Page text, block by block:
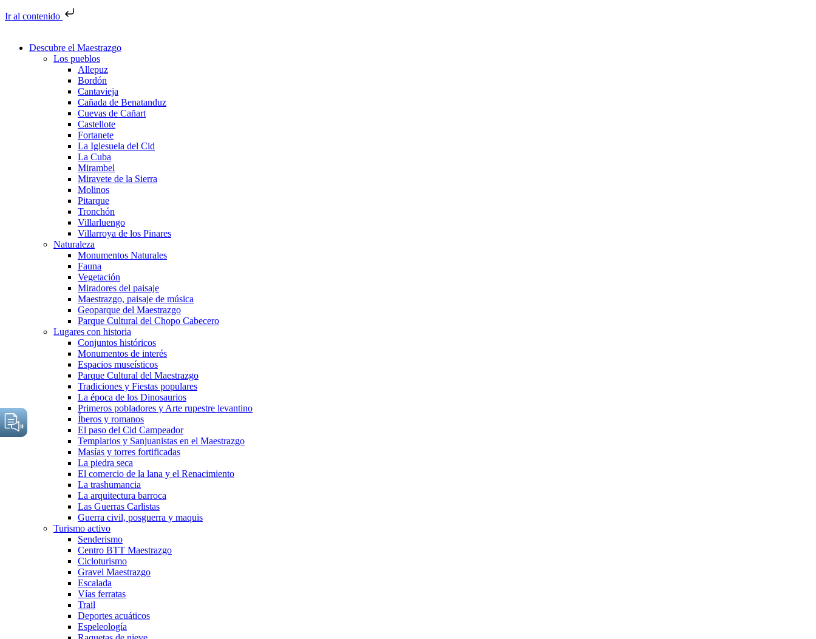
Ir al contenido
Descubre el Maestrazgo
Los pueblos
Allepuz
Bordón
Cantavieja
Cañada de Benatanduz
Cuevas de Cañart
Castellote
Fortanete
La Iglesuela del Cid
La Cuba
Mirambel
Miravete de la Sierra
Molinos
Pitarque
Tronchón
Villarluengo
Villarroya de los Pinares
Naturaleza
Monumentos Naturales
Fauna
Vegetación
Miradores del paisaje
Maestrazgo, paisaje de música
Geoparque del Maestrazgo
Parque Cultural del Chopo Cabecero
Lugares con historia
Conjuntos históricos
Monumentos de interés
Espacios museísticos
Parque Cultural del Maestrazgo
Tradiciones y Fiestas populares
La época de los Dinosaurios
Primeros pobladores y Arte rupestre levantino
Íberos y romanos
El paso del Cid Campeador
Templarios y Sanjuanistas en el Maestrazgo
Masías y torres fortificadas
La piedra seca
El comercio de la lana y el Renacimiento
La trashumancia
La arquitectura barroca
Las Guerras Carlistas
Guerra civil, posguerra y maquis
Turismo activo
Senderismo
Centro BTT Maestrazgo
Cicloturismo
Gravel Maestrazgo
Escalada
Vías ferratas
Trail
Deportes acuáticos
Espeleología